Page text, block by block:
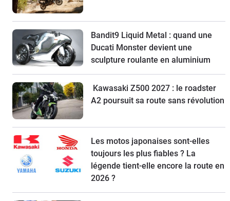
Bandit9 Liquid Metal : quand une
Ducati Monster devient une
sculpture roulante en aluminium
Kawasaki Z500 2027 : le roadster
A2 poursuit sa route sans révolution
Les motos japonaises sont-elles
toujours les plus fiables ? La
légende tient-elle encore la route en
2026 ?